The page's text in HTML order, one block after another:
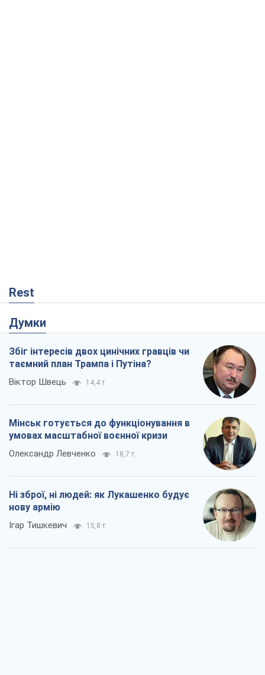
Rest
Думки
Збіг інтересів двох цинічних гравців чи
таємний план Трампа і Путіна?
Віктор Швець 14,4 т.
Мінськ готується до функціонування в
умовах масштабної воєнної кризи
Олександр Левченко 18,7 т.
Ні зброї, ні людей: як Лукашенко будує
нову армію
Ігар Тишкевич 15,8 т.